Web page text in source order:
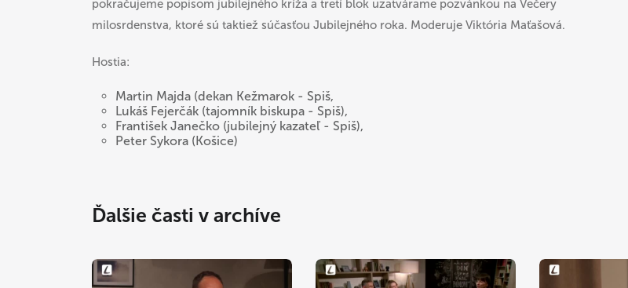
pokračujeme popisom jubilejného kríža a tretí blok uzatvárame pozvánkou na Večery
milosrdenstva, ktoré sú taktiež súčasťou Jubilejného roka. Moderuje Viktória Maťašová.
Hostia:
Martin Majda (dekan Kežmarok - Spiš,
Lukáš Fejerčák (tajomník biskupa - Spiš),
František Janečko (jubilejný kazateľ - Spiš),
Peter Sykora (Košice)
Ďalšie časti v archíve